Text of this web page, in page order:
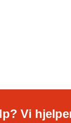
Vi